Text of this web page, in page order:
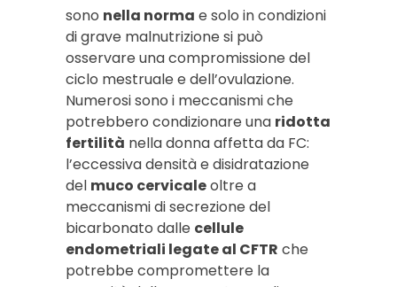
sono nella norma e solo in condizioni
di grave malnutrizione si può
osservare una compromissione del
ciclo mestruale e dell’ovulazione.
Numerosi sono i meccanismi che
potrebbero condizionare una ridotta
fertilità nella donna affetta da FC:
l’eccessiva densità e disidratazione
del muco cervicaleoltre a
meccanismi di secrezione del
bicarbonato dalle cellule
endometriali legate al CFTR che
potrebbe compromettere la